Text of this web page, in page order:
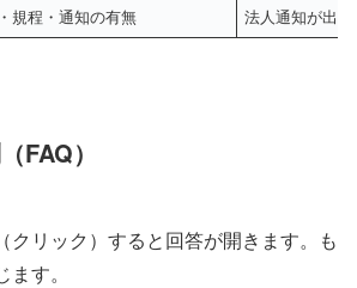
規程・通知の有無 法人通知が出
FAQ）
クリック）すると回答が開きます。も
す。